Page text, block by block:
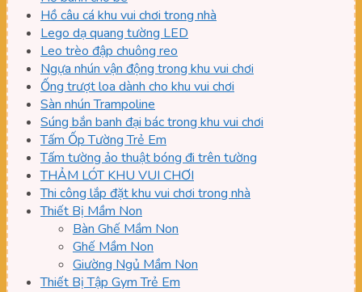
Hồ câu cá khu vui chơi trong nhà
Lego dạ quang tường LED
Leo trèo đập chuông reo
Ngựa nhún vận động trong khu vui chơi
Ống trượt loa dành cho khu vui chơi
Sàn nhún Trampoline
Súng bắn banh đại bác trong khu vui chơi
Tấm Ốp Tường Trẻ Em
Tấm tường ảo thuật bóng đi trên tường
THẢM LÓT KHU VUI CHƠI
Thi công lắp đặt khu vui chơi trong nhà
Thiết Bị Mầm Non
Bàn Ghế Mầm Non
Ghế Mầm Non
Giường Ngủ Mầm Non
Thiết Bị Tập Gym Trẻ Em